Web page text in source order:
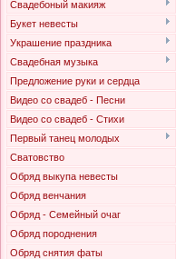
Свадебоный макияж
Букет невесты
Украшение праздника
Свадебная музыка
Предложение руки и сердца
Видео со свадеб - Песни
Видео со свадеб - Стихи
Первый танец молодых
Сватовство
Обряд выкупа невесты
Обряд венчания
Обряд - Семейный очаг
Обряд породнения
Обряд снятия фаты